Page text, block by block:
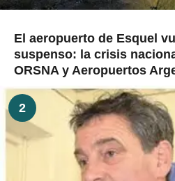
El aeropuerto de Esquel
suspenso: la crisis
ORSNA y Aeropuertos
obras prometidas en todo
2